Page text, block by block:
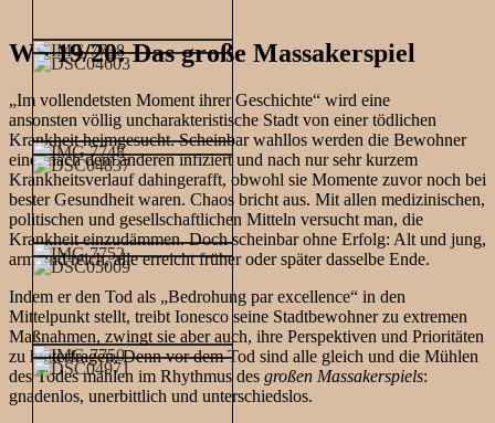
WS 19/20: Das große Massakerspiel
„Im vollendetsten Moment ihrer Geschichte“ wird eine
ansonsten völlig uncharakteristische Stadt von einer tödlichen
Krankheit heimgesucht. Scheinbar wahllos werden die Bewohner
einer nach dem anderen infiziert und nach nur sehr kurzem
Krankheitsverlauf dahingerafft, obwohl sie Momente zuvor noch bei
bester Gesundheit waren. Chaos bricht aus. Mit allen medizinischen,
politischen und gesellschaftlichen Mitteln versucht man, die
Krankheit einzudämmen. Doch scheinbar ohne Erfolg: Alt und jung,
arm und reich, alle erreicht früher oder später dasselbe Ende.
Indem er den Tod als „Bedrohung par excellence“ in den
Mittelpunkt stellt, treibt Ionesco seine Stadtbewohner zu extremen
Maßnahmen, zwingt sie aber auch, ihre Perspektiven und Prioritäten
zu hinterfragen. Denn vor dem Tod sind alle gleich und die Mühlen
des Todes mahlen im Rhythmus des großen Massakerspiels:
gnadenlos, unerbittlich und unterschiedslos.